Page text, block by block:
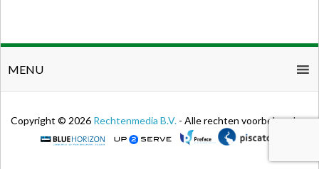
MENU
Copyright © 2026 Rechtenmedia B.V. - Alle rechten voorbehouden.